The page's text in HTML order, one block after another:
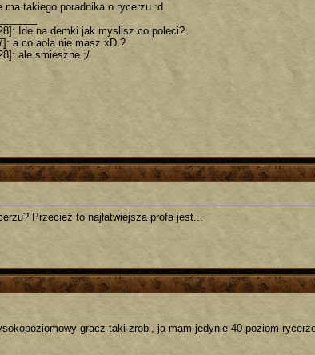
ma takiego poradnika o rycerzu :d
Ide na demki jak myslisz co poleci?
a co aola nie masz xD ?
ale smieszne ;/
Przecież to najłatwiejsza profa jest...
gracz taki zrobi, ja mam jedynie 40 poziom